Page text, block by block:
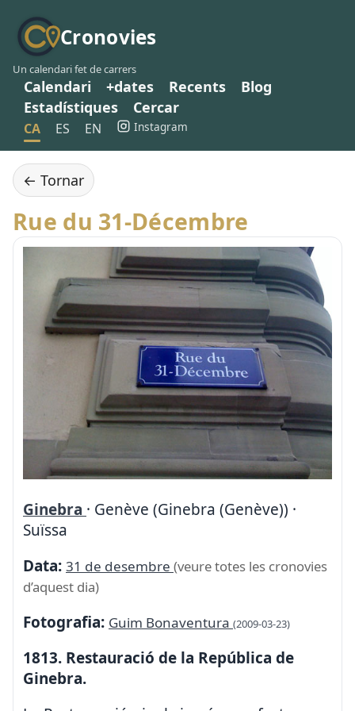
Cronovies
Un calendari fet de carrers
Calendari +dates Recents
Blog
Estadístiques
Cercar
CA ES EN Instagram
← Tornar
Rue du 31-Décembre
Ginebra · Genève (Ginebra (Genève)) ·
Suïssa
Data: 31 de desembre (veure totes les cronovies
d’aquest dia)
Fotografia: Guim Bonaventura (2009-03-23)
1813. Restauració de la República de
Ginebra.